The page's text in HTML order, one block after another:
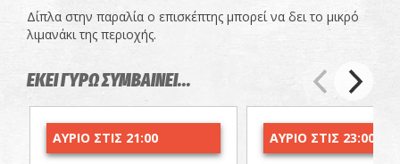
Δίπλα στην παραλία ο επισκέπτης μπορεί να δει το μικρό
λιμανάκι της περιοχής.
ΕΚΕΙ ΓΥΡΩ ΣΥΜΒΑΙΝΕΙ...
ΑΥΡΙΟ ΣΤΙΣ 21:00 ΑΥΡΙΟ ΣΤΙΣ 23:00